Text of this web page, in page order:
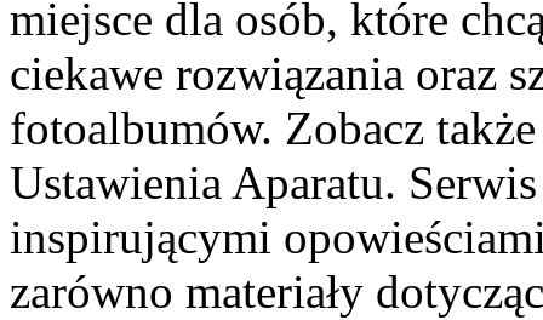
miejsce dla osób, które
ciekawe rozwiązania oraz
fotoalbumów. Zobacz
Ustawienia Aparatu.
inspirującymi
zarówno materiały